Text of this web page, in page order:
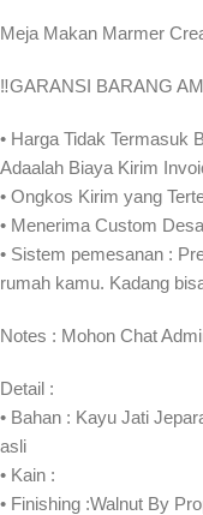
Meja Makan Marmer
‼️GARANSI BARANG
• Harga Tidak Termasuk
Adaalah Biaya Kirim
• Ongkos Kirim yang
• Menerima Custom
• Sistem pemesanan :
rumah kamu. Kadang
Notes : Mohon Chat
Detail :
• Bahan : Kayu Jati
asli
• Kain :
• Finishing :Walnut By